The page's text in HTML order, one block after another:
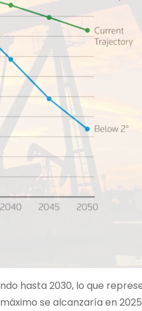
hasta 2030, lo que
se alcanzaría en